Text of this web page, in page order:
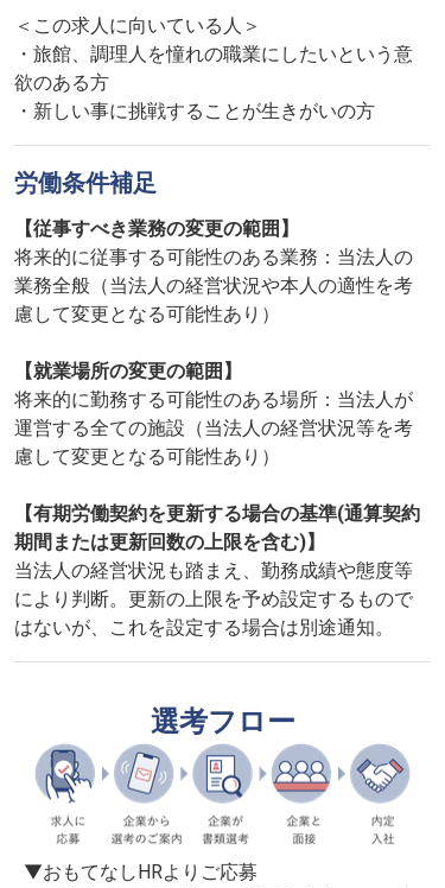
＜この求人に向いている人＞
・旅館、調理人を憧れの職業にしたいという意
欲のある方
・新しい事に挑戦することが生きがいの方
労働条件補足
【従事すべき業務の変更の範囲】
将来的に従事する可能性のある業務：当法人の
業務全般（当法人の経営状況や本人の適性を考
慮して変更となる可能性あり）
【就業場所の変更の範囲】
将来的に勤務する可能性のある場所：当法人が
運営する全ての施設（当法人の経営状況等を考
慮して変更となる可能性あり）
【有期労働契約を更新する場合の基準(通算契約
期間または更新回数の上限を含む)】
当法人の経営状況も踏まえ、勤務成績や態度等
により判断。更新の上限を予め設定するもので
はないが、これを設定する場合は別途通知。
選考フロー
▼おもてなしHRよりご応募